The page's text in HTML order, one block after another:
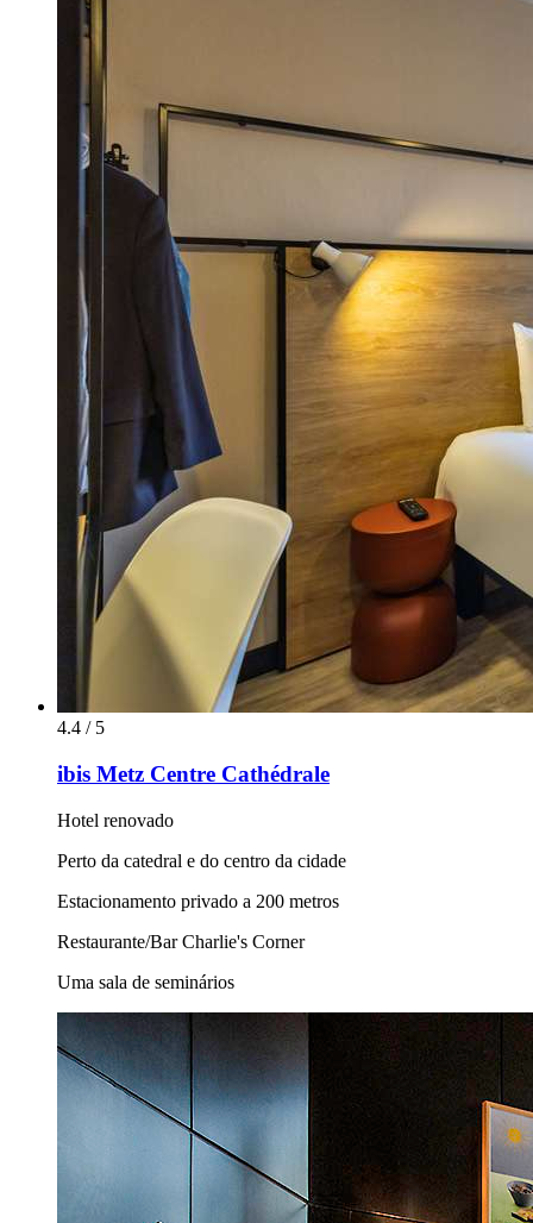
4.4 / 5
ibis Metz Centre Cathédrale
Hotel renovado
Perto da catedral e do centro da cidade
Estacionamento privado a 200 metros
Restaurante/Bar Charlie's Corner
Uma sala de seminários